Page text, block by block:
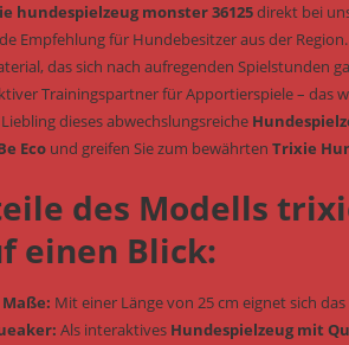
hundespielzeug monster 36125direkt bei
Empfehlung für Hundebesitzer aus der
das sich nach aufregenden Spielstunden
Trainingspartner für Apportierspiele – das
dieses abwechslungsreiche
Eco und greifen Sie zum bewährten Trixie
des Modells
einen Blick:
Mit einer Länge von 25 cm eignet sich
Als interaktives Hundespielzeug mit